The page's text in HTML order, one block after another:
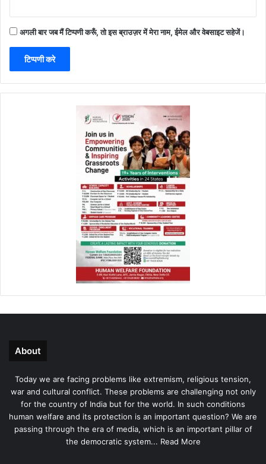
अगली बार जब मैं टिप्पणी करूँ, तो इस ब्राउज़र में मेरा नाम, ईमेल और वेबसाइट सहेजें।
About
Today we are facing problems like extremism, religious tension,
war and cultural conflict. These problems are challenging not only
for the country of India but for the world. In such conditions
human welfare and its protection is an important question? We are
passing through the era of media, which is an important pillar of
the democratic system... Read More